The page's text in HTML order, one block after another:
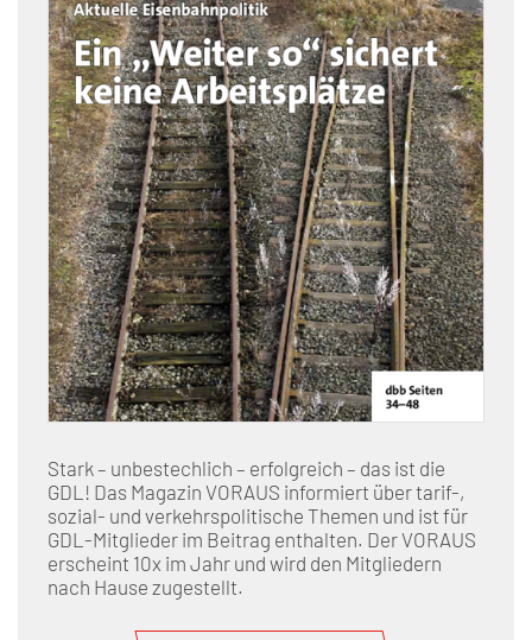
Stark – unbestechlich – erfolgreich – das ist die
GDL! Das Magazin VORAUS informiert über tarif-,
sozial- und verkehrspolitische Themen und ist für
GDL-Mitglieder im Beitrag enthalten. Der VORAUS
erscheint 10x im Jahr und wird den Mitgliedern
nach Hause zugestellt.